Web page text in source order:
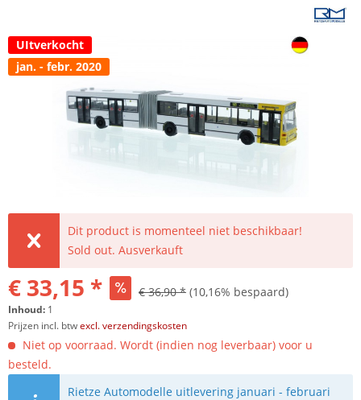
UItverkocht
jan. - febr. 2020
Dit product is momenteel niet beschikbaar!
Sold out. Ausverkauft
€ 33,15 * € 36,90 * (10,16% bespaard)
Inhoud: 1
Prijzen incl. btwexcl. verzendingskosten
Niet op voorraad. Wordt (indien nog leverbaar) voor u
besteld.
Rietze Automodelle uitlevering januari - februari